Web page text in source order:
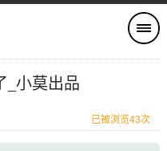
_小莫出品
已被浏览43次